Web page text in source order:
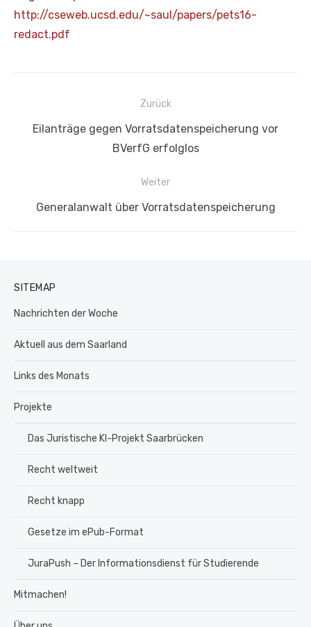
http://cseweb.ucsd.edu/~saul/papers/pets16-
redact.pdf
Beitragsnavigation
Zurück
Vorheriger
Eilanträge gegen Vorratsdatenspeicherung vor
BVerfG erfolglos
Weiter
Nächster
Generalanwalt über Vorratsdatenspeicherung
SITEMAP
Nachrichten der Woche
Aktuell aus dem Saarland
Links des Monats
Projekte
Das Juristische KI-Projekt Saarbrücken
Recht weltweit
Recht knapp
Gesetze im ePub-Format
JuraPush – Der Informationsdienst für Studierende
Mitmachen!